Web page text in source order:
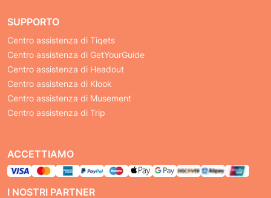
SUPPORTO
Centro assistenza di Tiqets
Centro assistenza di GetYourGuide
Centro assistenza di Headout
Centro assistenza di Klook
Centro assistenza di Musement
Centro assistenza di Trip
ACCETTIAMO
I NOSTRI PARTNER